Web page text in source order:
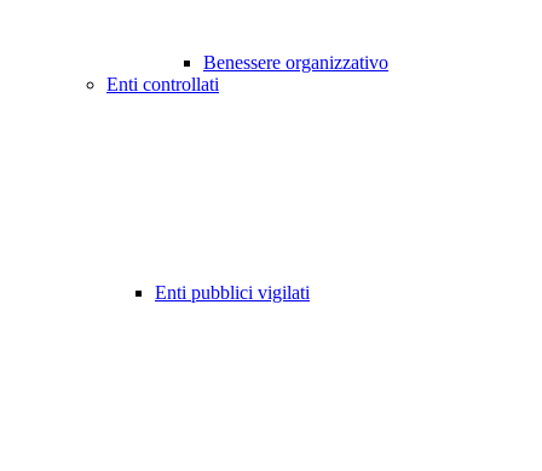
Benessere organizzativo
Enti controllati
Enti pubblici vigilati